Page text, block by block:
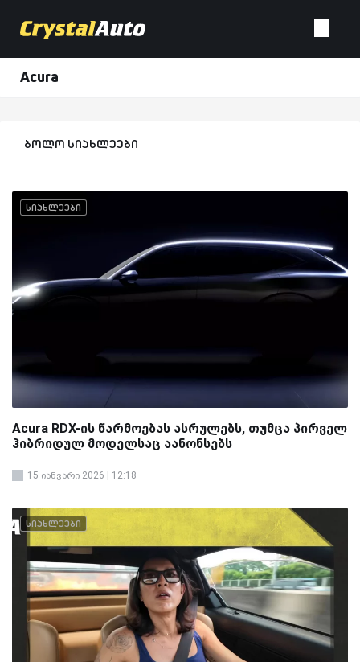
Acura
ბოლო სიახლეები
სიახლეები
Acura RDX-ის წარმოებას ასრულებს, თუმცა პირველ
ჰიბრიდულ მოდელსაც აანონსებს
15 იანვარი 2026 | 12:18
სიახლეები